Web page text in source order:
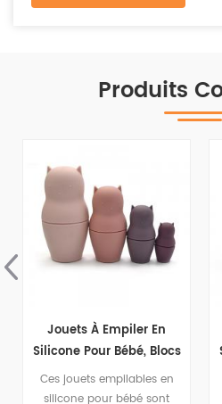
Produits
Jouets À Empiler En
Silicone Pour Bébé, Blocs
D'empilage Pop, Jouets
Doux Pour Bébé,
Ces jouets empilables en
silicone pour bébé sont